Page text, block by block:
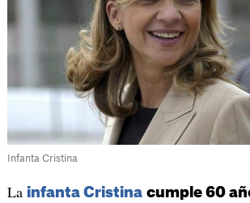
Infanta Cristina
La infanta Cristina cumple 60